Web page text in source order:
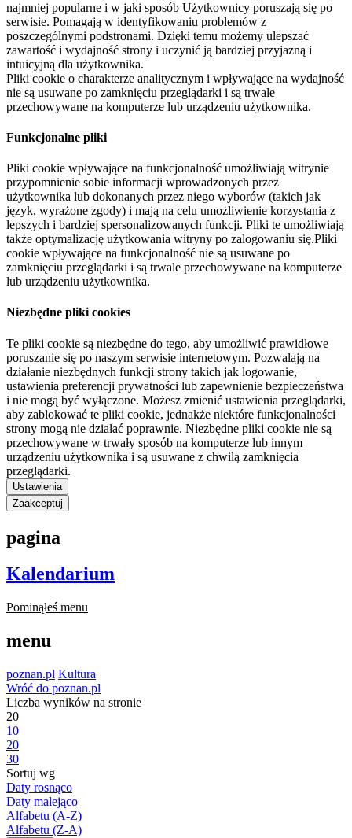
najmniej popularne i w jaki sposób Użytkownicy poruszają się po
serwisie. Pomagają w identyfikowaniu problemów z
poszczególnymi podstronami. Dzięki temu możemy ulepszać
zawartość i wydajność strony i uczynić ją bardziej przyjazną i
intuicyjną dla użytkownika.
Pliki cookie o charakterze analitycznym i wpływające na wydajność
nie są usuwane po zamknięciu przeglądarki i są trwale
przechowywane na komputerze lub urządzeniu użytkownika.
Funkcjonalne pliki
Pliki cookie wpływające na funkcjonalność umożliwiają witrynie
przypomnienie sobie informacji wprowadzonych przez
użytkownika lub dokonanych przez niego wyborów (takich jak
język, wyrażone zgody) i mają na celu umożliwienie korzystania z
lepszych i bardziej spersonalizowanych funkcji. Pliki te umożliwiają
także optymalizację użytkowania witryny po zalogowaniu się.Pliki
cookie wpływające na funkcjonalność nie są usuwane po
zamknięciu przeglądarki i są trwale przechowywane na komputerze
lub urządzeniu użytkownika.
Niezbędne pliki cookies
Te pliki cookie są niezbędne do tego, aby umożliwić prawidłowe
poruszanie się po naszym serwisie internetowym. Pozwalają na
działanie niezbędnych funkcji strony takich jak logowanie,
ustawienia preferencji prywatności lub zapewnienie bezpieczeństwa
i nie mogą być wyłączone. Możesz zmienić ustawienia przeglądarki,
aby zablokować te pliki cookie, jednakże niektóre funkcjonalności
strony mogą nie działać poprawnie. Niezbędne pliki cookie nie są
przechowywane w trwały sposób na komputerze lub innym
urządzeniu użytkownika i są usuwane z chwilą zamknięcia
przeglądarki.
Ustawienia
Zaakceptuj
pagina
Kalendarium
Pominąłeś menu
menu
poznan.pl Kultura
Wróć do poznan.pl
Liczba wyników na stronie
20
10
20
30
Sortuj wg
Daty rosnąco
Daty malejąco
Alfabetu (A-Z)
Alfabetu (Z-A)